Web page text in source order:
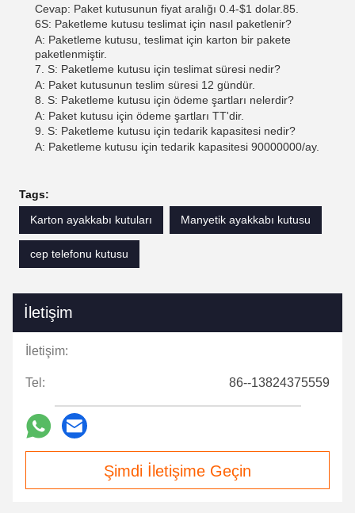
Cevap: Paket kutusunun fiyat aralığı 0.4-$1 dolar.85.
6S: Paketleme kutusu teslimat için nasıl paketlenir?
A: Paketleme kutusu, teslimat için karton bir pakete
paketlenmiştir.
7. S: Paketleme kutusu için teslimat süresi nedir?
A: Paket kutusunun teslim süresi 12 gündür.
8. S: Paketleme kutusu için ödeme şartları nelerdir?
A: Paket kutusu için ödeme şartları TT'dir.
9. S: Paketleme kutusu için tedarik kapasitesi nedir?
A: Paketleme kutusu için tedarik kapasitesi 90000000/ay.
Tags:
Karton ayakkabı kutuları
Manyetik ayakkabı kutusu
cep telefonu kutusu
İletişim
İletişim:
Tel: 86--13824375559
Şimdi İletişime Geçin